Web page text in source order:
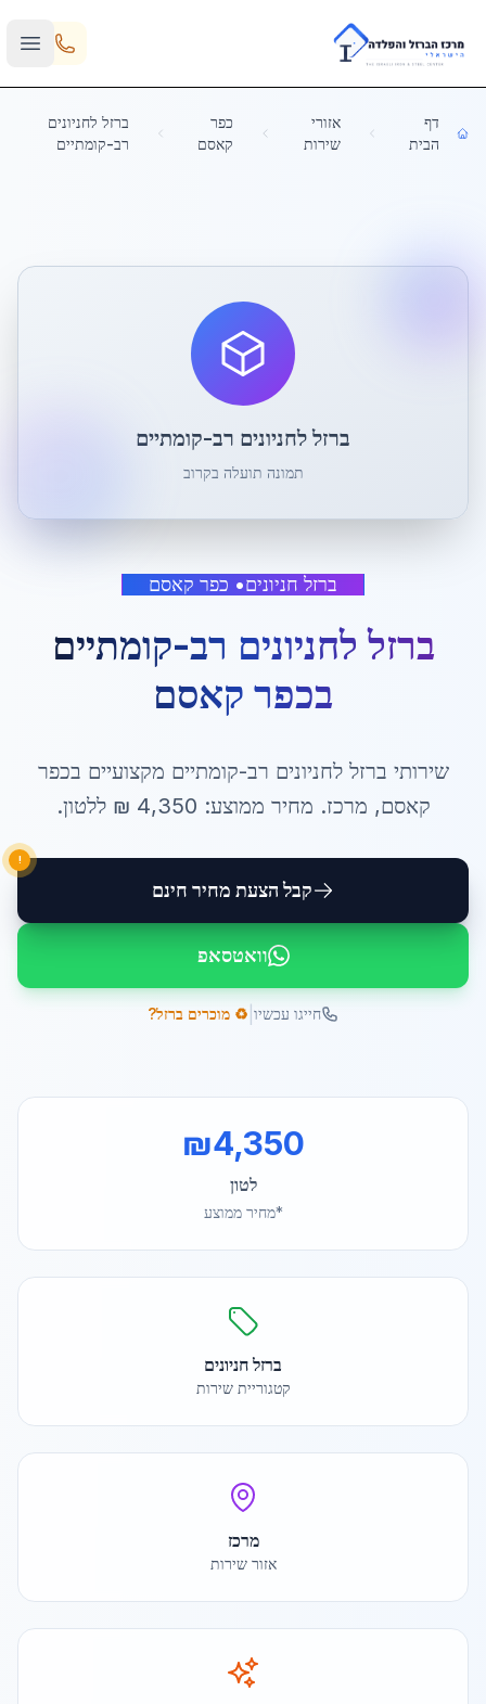
Skip to main content
דף
הבית
אזורי
שירות
כפר
קאסם
ברזל לחניונים
רב-קומתיים
ברזל חניונים• כפר קאסם
ברזל לחניונים רב-קומתיים
בכפר קאסם
שירותי ברזל לחניונים רב-קומתיים מקצועיים בכפר
קאסם, מרכז. מחיר ממוצע: 4,350 ₪ ללטון.
קבל הצעת מחיר חינם
!
וואטסאפ
חייגו עכשיו ♻️ מוכרים ברזל?
ברזל לחניונים רב-קומתיים
תמונה תועלה בקרוב
₪4,350
לטון
*מחיר ממוצע
ברזל חניונים
קטגוריית שירות
מרכז
אזור שירות